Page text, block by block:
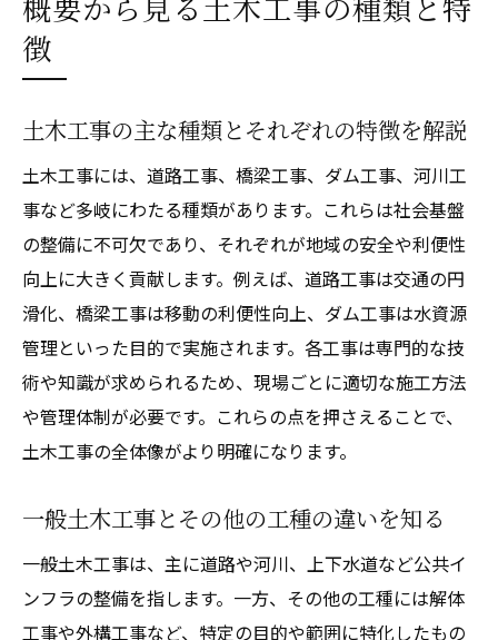
キャリア形成に役立つ土木工事の知識
理由
土木工事業界で求められる資格やスキルを
紹介
土木工事の現場で活躍するための勉強方法
土木工事でキャリア形成を目指す方へのア
ドバイス
土木工事の知識習得と将来性のある働き方
土木工事の現場経験が転職や就職に活きる
徴
土木工事の主な種類とそれぞれの特徴を解説
土木工事には、道路工事、橋梁工事、ダム工事、河川工
事など多岐にわたる種類があります。これらは社会基盤
の整備に不可欠であり、それぞれが地域の安全や利便性
向上に大きく貢献します。例えば、道路工事は交通の円
滑化、橋梁工事は移動の利便性向上、ダム工事は水資源
管理といった目的で実施されます。各工事は専門的な技
術や知識が求められるため、現場ごとに適切な施工方法
や管理体制が必要です。これらの点を押さえることで、
土木工事の全体像がより明確になります。
一般土木工事とその他の工種の違いを知る
一般土木工事は、主に道路や河川、上下水道など公共イ
ンフラの整備を指します。一方、その他の工種には解体
工事や外構工事など、特定の目的や範囲に特化したもの